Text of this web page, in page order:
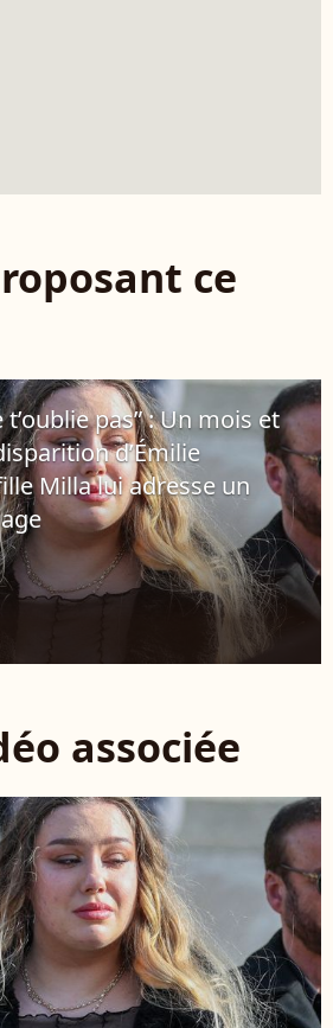
ce
pas” : Un mois et
d’Émilie
Milla lui adresse un
associée